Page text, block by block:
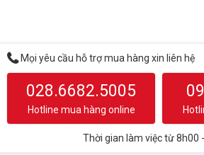
Mọi yêu cầu hỗ trợ mua hàng xin liên hệ
028.6682.5005
Hotline mua hàng online
Thời gian làm việc từ 8h00